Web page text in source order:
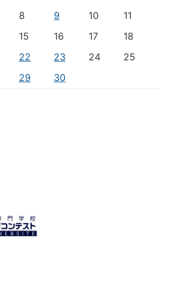
8 9 10
11
15 16 17
18
22 23 24
25
29 30